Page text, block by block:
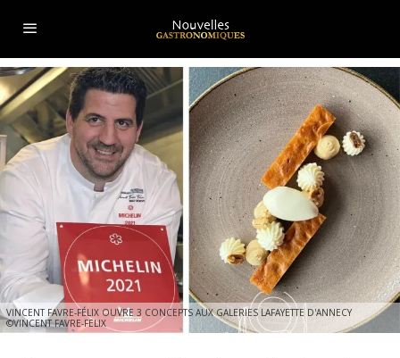
VINCENT FAVRE-FÉLIX OUVRE 3 CONCEPTS AUX GALERIES LAFAYETTE D'ANNECY
©VINCENT FAVRE-FELIX